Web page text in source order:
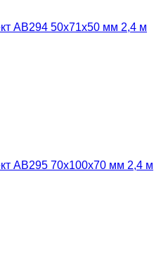
AB294 50х71х50 мм 2,4 м
AB295 70х100х70 мм 2,4 м